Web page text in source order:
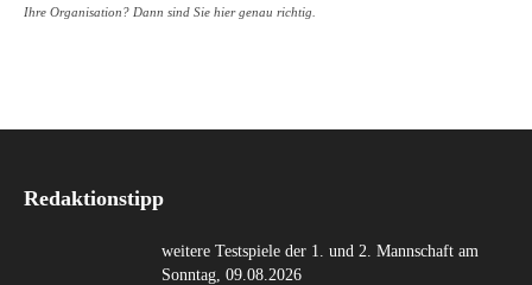
Ihre Organisation? Dann sind Sie hier genau richtig.
Redaktionstipp
weitere Testspiele der 1. und 2. Mannschaft am
Sonntag, 09.08.2026